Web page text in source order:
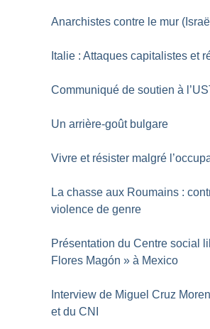
Anarchistes contre le mur
Italie : Attaques capitalistes et
Communiqué de soutien à
Un arrière-goût bulgare
Vivre et résister malgré
La chasse aux Roumains :
violence de genre
Présentation du Centre social
Flores Magón » à Mexico
Interview de Miguel Cruz
et du CNI